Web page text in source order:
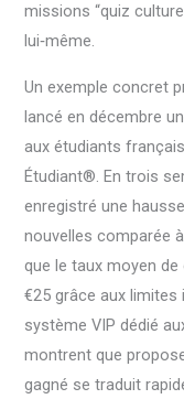
missions “quiz
lui‑même.
Un exemple concret
lancé en décembre
aux étudiants
Étudiant®. En trois
enregistré une
nouvelles comparée
que le taux moyen
€25 grâce aux
système VIP dédié
montrent que
gagné se traduit